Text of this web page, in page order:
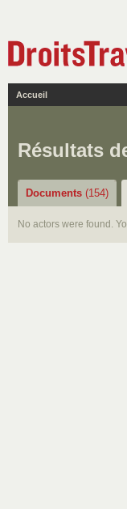
Accueil
Résultats
Documents (154)
No actors were found.